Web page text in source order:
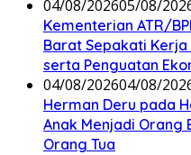
04/08/202605/08/
Kementerian ATR/
Barat Sepakati Kerja
serta Penguatan
04/08/202604/08/
Herman Deru pada
Anak Menjadi Orang
Orang Tua